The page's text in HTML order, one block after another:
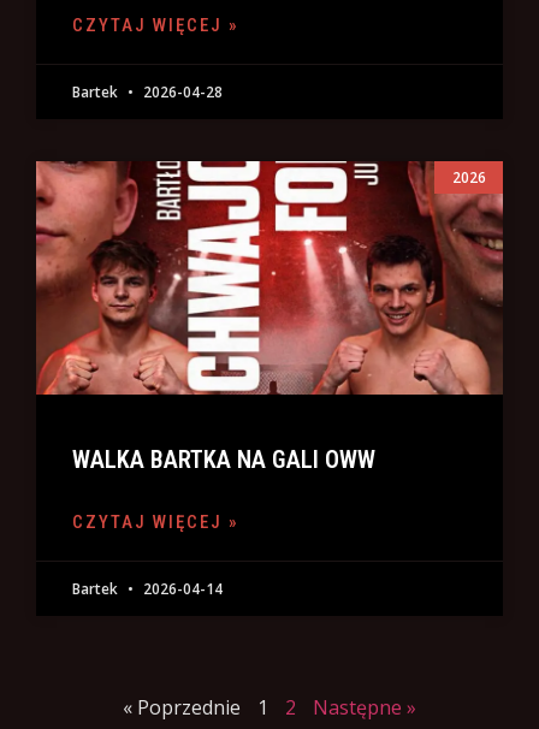
CZYTAJ WIĘCEJ »
Bartek 2026-04-28
2026
WALKA BARTKA NA GALI OWW
CZYTAJ WIĘCEJ »
Bartek 2026-04-14
« Poprzednie 1 2 Następne »